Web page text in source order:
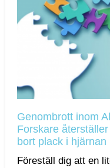
Genombrott inom
Forskare
bort plack i hjärnan
Föreställ dig att en